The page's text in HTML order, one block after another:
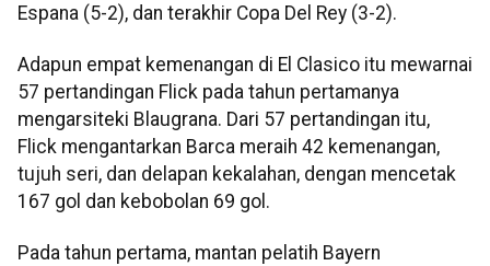
Espana (5-2), dan terakhir Copa Del Rey (3-2).
Adapun empat kemenangan di El Clasico itu mewarnai
57 pertandingan Flick pada tahun pertamanya
mengarsiteki Blaugrana. Dari 57 pertandingan itu,
Flick mengantarkan Barca meraih 42 kemenangan,
tujuh seri, dan delapan kekalahan, dengan mencetak
167 gol dan kebobolan 69 gol.
Pada tahun pertama, mantan pelatih Bayern